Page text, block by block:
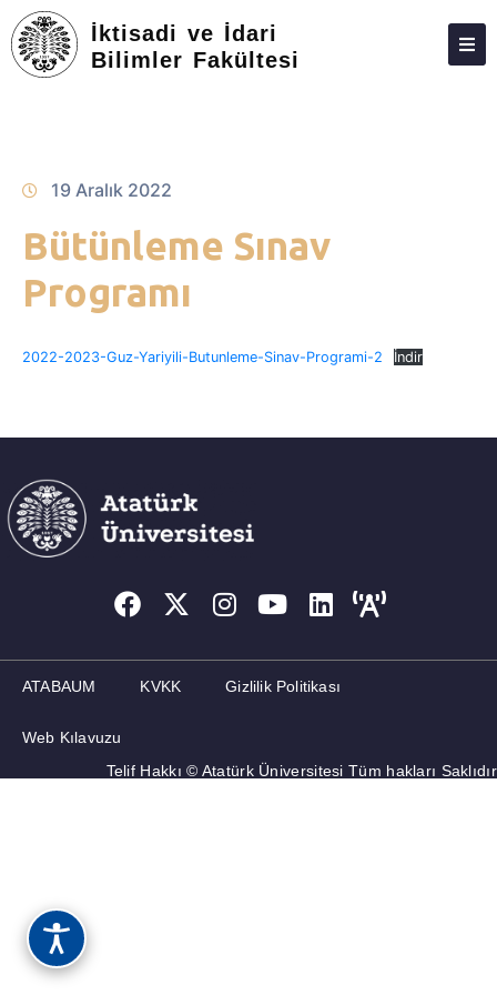
İktisadi ve İdari
Bilimler Fakültesi
YÖNETIM
PERSONEL
ARAŞTIRMA
SSS
MEZUN
19 Aralık 2022
Bütünleme Sınav
Programı
2022-2023-Guz-Yariyili-Butunleme-Sinav-Programi-2 İndir
ATABAUM KVKK Gizlilik Politikası
Web Kılavuzu
Telif Hakkı © Atatürk Üniversitesi Tüm hakları Saklıdır